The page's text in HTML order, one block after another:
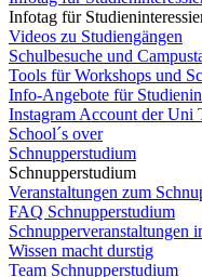
Infotag für
Videos zu Studiengängen
Schulbesuche und
Tools für Workshops und
Info-Angebote für
Instagram Account der Uni
School´s over
Schnupperstudium
Schnupperstudium
Veranstaltungen zum
FAQ Schnupperstudium
Schnupperveranstaltungen
Wissen macht durstig
Team Schnupperstudium